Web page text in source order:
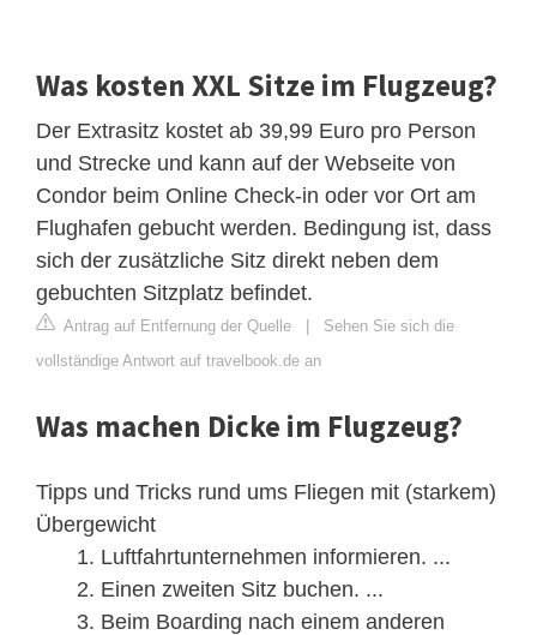
Was kosten XXL Sitze im Flugzeug?
Der Extrasitz kostet ab 39,99 Euro pro Person
und Strecke und kann auf der Webseite von
Condor beim Online Check-in oder vor Ort am
Flughafen gebucht werden. Bedingung ist, dass
sich der zusätzliche Sitz direkt neben dem
gebuchten Sitzplatz befindet.
Antrag auf Entfernung der Quelle | Sehen Sie sich die
vollständige Antwort auf travelbook.de an
Was machen Dicke im Flugzeug?
Tipps und Tricks rund ums Fliegen mit (starkem)
Übergewicht
Luftfahrtunternehmen informieren. ...
Einen zweiten Sitz buchen. ...
Beim Boarding nach einem anderen